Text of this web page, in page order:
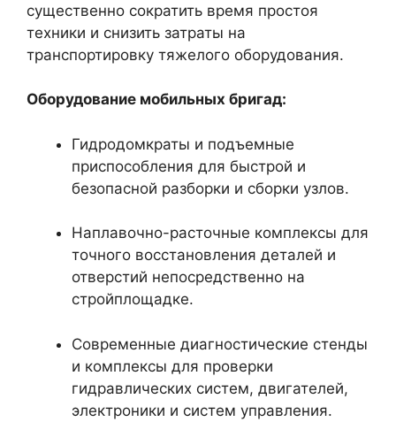
существенно сократить время простоя
техники и снизить затраты на
транспортировку тяжелого оборудования.
Оборудование мобильных бригад:
Гидродомкраты и подъемные
приспособления для быстрой и
безопасной разборки и сборки узлов.
Наплавочно-расточные комплексы для
точного восстановления деталей и
отверстий непосредственно на
стройплощадке.
Современные диагностические стенды
и комплексы для проверки
гидравлических систем, двигателей,
электроники и систем управления.